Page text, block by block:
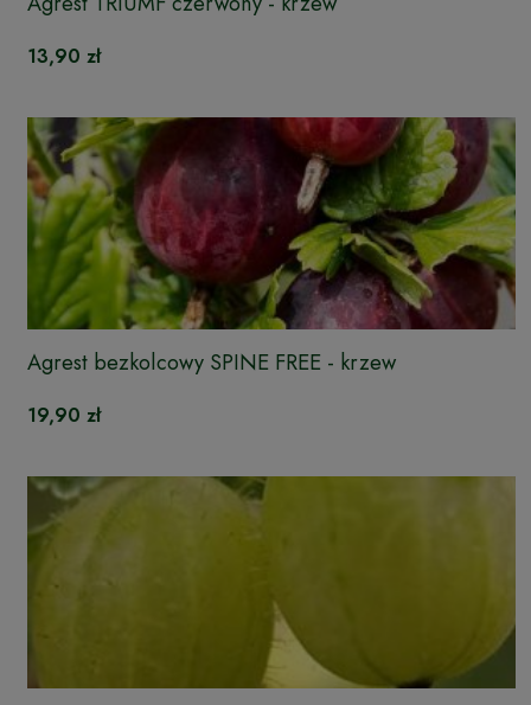
13,90 zł
Agrest bezkolcowy SPINE FREE - krzew
19,90 zł